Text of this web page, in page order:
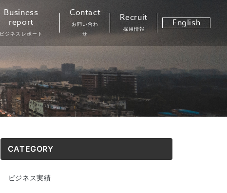
Business
report
ビジネスレポート
Contact
お問い合わ
せ
Recruit
採用情報 English
CATEGORY
ビジネス実績